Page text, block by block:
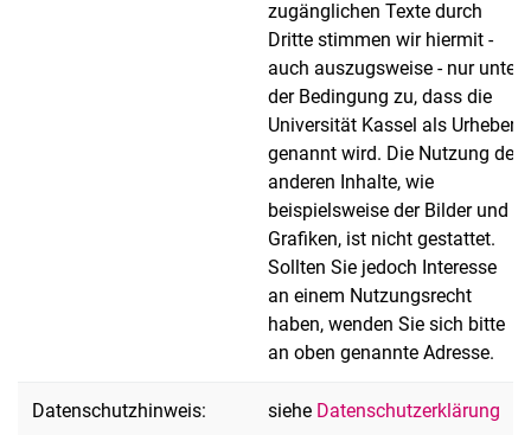
zugänglichen Texte durch
Dritte stimmen wir hiermit -
auch auszugsweise - nur unter
der Bedingung zu, dass die
Universität Kassel als Urheber
genannt wird. Die Nutzung der
anderen Inhalte, wie
beispielsweise der Bilder und
Grafiken, ist nicht gestattet.
Sollten Sie jedoch Interesse
an einem Nutzungsrecht
haben, wenden Sie sich bitte
an oben genannte Adresse.
Datenschutzhinweis: siehe Datenschutzerklärung